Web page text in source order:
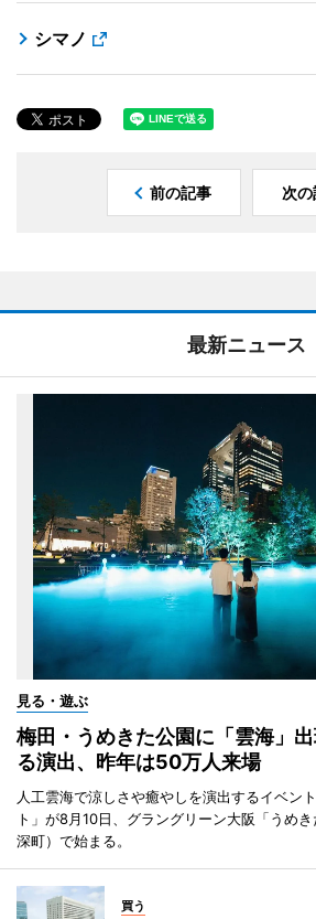
シマノ
前の記事 次
最新ニュース
見る・遊ぶ
梅田・うめきた公園に「雲海」
る演出、昨年は50万人来場
人工雲海で涼しさや癒やしを演出するイベン
ト」が8月10日、グラングリーン大阪「うめ
深町）で始まる。
買う